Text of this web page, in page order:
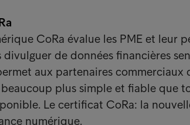
CoRa évalue les PME et leur
de données financières
aux partenaires commerciaux
beaucoup plus simple et fiable que
Le certificat CoRa: la
numérique.